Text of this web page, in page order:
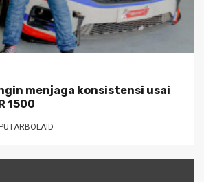
menjaga konsistensi usai
1500